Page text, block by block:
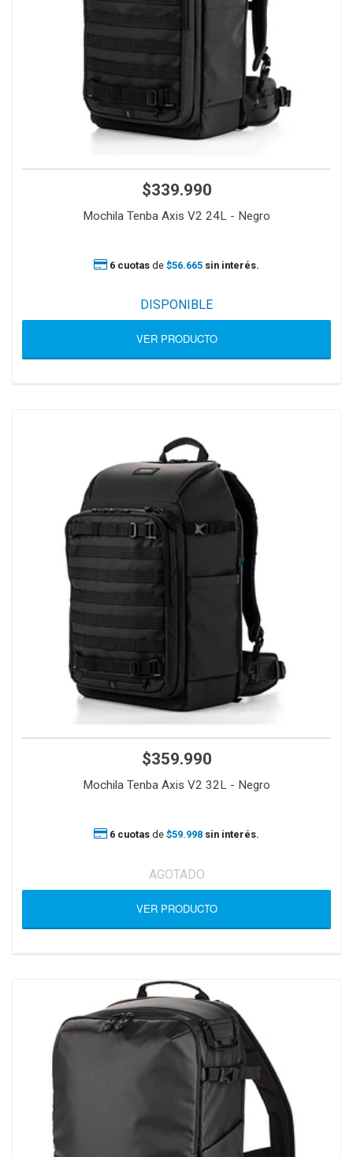
$339.990
Mochila Tenba Axis V2 24L - Negro
6 cuotas de $56.665 sin interés.
DISPONIBLE
VER PRODUCTO
$359.990
Mochila Tenba Axis V2 32L - Negro
6 cuotas de $59.998 sin interés.
AGOTADO
VER PRODUCTO